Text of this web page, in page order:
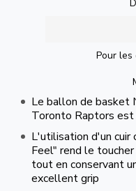
Pour
Le ballon de basket
Toronto Raptors
L'utilisation d'un cuir
Feel" rend le
tout en conservant
excellent grip